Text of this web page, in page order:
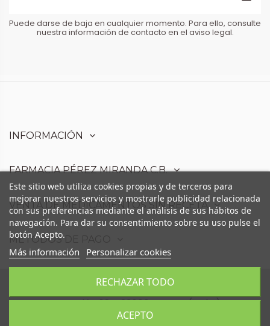
Puede darse de baja en cualquier momento. Para ello, consulte
nuestra información de contacto en el aviso legal.
INFORMACIÓN
FARMACIA PÉREZ MIRANDA C.B.
VENTA DE MEDICAMENTOS SIN RECETA
MÉTODOS DE PAGO
Este sitio web utiliza cookies propias y de terceros para
mejorar nuestros servicios y mostrarle publicidad relacionada
con sus preferencias mediante el análisis de sus hábitos de
navegación. Para dar su consentimiento sobre su uso pulse el
botón Acepto.
Más información Personalizar cookies
RECHAZAR TODO
ACEPTO
Farmacia Pérez Miranda C.B. - Avd. Moris
Marrodán,68 - 23006 Martos (Jaén)